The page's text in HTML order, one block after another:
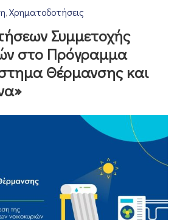
‚ Χρηματοδοτήσεις
Συμμετοχής
στο Πρόγραμμα
Θέρμανσης και